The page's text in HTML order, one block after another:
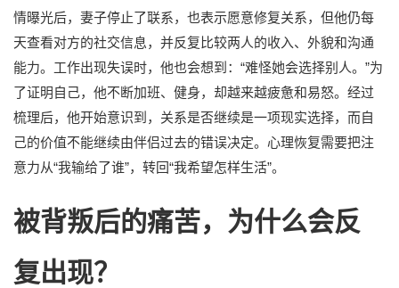
情曝光后，妻子停止了联系，也表示愿意修复关系，但他仍每
天查看对方的社交信息，并反复比较两人的收入、外貌和沟通
能力。工作出现失误时，他也会想到：“难怪她会选择别人。”为
了证明自己，他不断加班、健身，却越来越疲惫和易怒。经过
梳理后，他开始意识到，关系是否继续是一项现实选择，而自
己的价值不能继续由伴侣过去的错误决定。心理恢复需要把注
意力从“我输给了谁”，转回“我希望怎样生活”。
被背叛后的痛苦，为什么会反
复出现？